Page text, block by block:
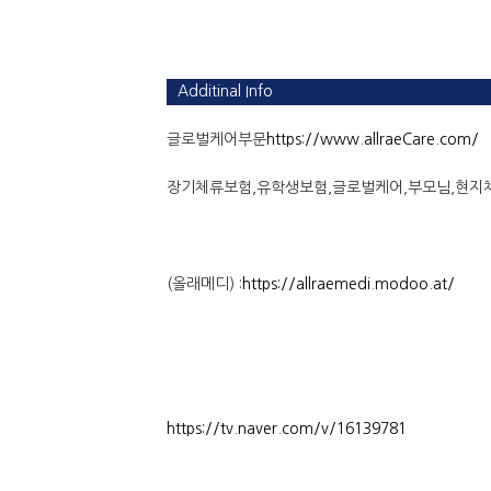
Additinal Info
글로벌케어부문https://www.allraeCare.com/
장기체류보험,유학생보험,글로벌케어,부모님,현지
(올래메디) : https://allraemedi.modoo.at/
https://tv.naver.com/v/16139781